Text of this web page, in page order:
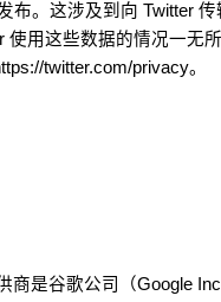
布。这涉及到向 Twitter 传
使用这些数据的情况一无所
twitter.com/privacy。
商是谷歌公司（Google